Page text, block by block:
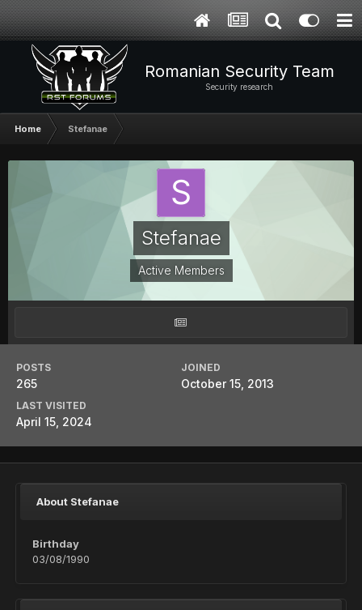
Romanian Security Team
Security research
Home Stefanae
Stefanae
Active Members
POSTS
265
JOINED
October 15, 2013
LAST VISITED
April 15, 2024
About Stefanae
Birthday
03/08/1990